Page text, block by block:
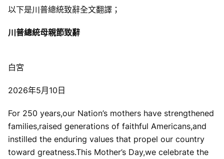
以下是川普總統致辭全文翻譯；
川普總統母親節致辭
白宮
2026年5月10日
For 250 years,our Nation’s mothers have strengthened
families,raised generations of faithful Americans,and
instilled the enduring values that propel our country
toward greatness.This Mother’s Day,we celebrate the